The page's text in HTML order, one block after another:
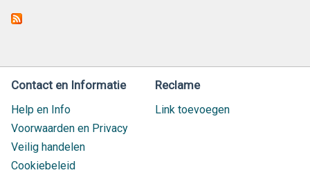
Contact en Informatie
Help en Info
Voorwaarden en Privacy
Veilig handelen
Cookiebeleid
Reclame
Link toevoegen